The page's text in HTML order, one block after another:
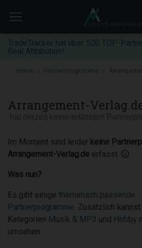
TradeTracker hat über 500 TOP-
Real Attribution!
Home Partnerprogramme
Arrangement-
Im Moment sind leider keine
Arrangement-Verlag.de erfasst.
Was nun?
Es gibt einige thematisch passende
Partnerprogramme. Zusätzlich
Kategorien Musik & MP3 und Hobby
umsehen.